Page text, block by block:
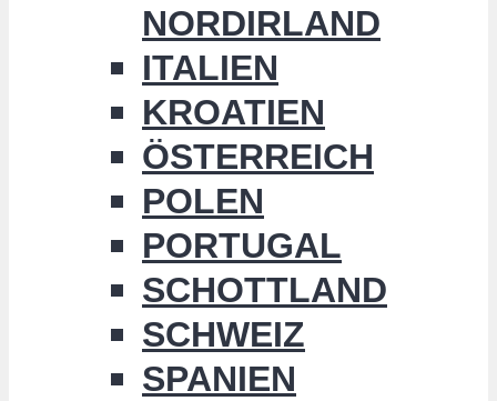
NORDIRLAND
ITALIEN
KROATIEN
ÖSTERREICH
POLEN
PORTUGAL
SCHOTTLAND
SCHWEIZ
SPANIEN